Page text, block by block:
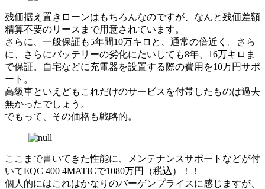
残価据え置きローンはもちろんなのですが、なんと残価差額
精算不要のリースまで用意されています。
さらに、一般保証も5年間10万キロと、通常の倍近く。さら
に、さらにバッテリーの劣化にたいしても8年、16万キロま
で保証。自宅などに充電器を設置する際の費用を10万円サポ
ート。
高級車といえどもこれだけのサービスを付帯したものは過去
無かったでしょう。
でもって、その価格も戦略的。
ここまで書いてきた性能に、メンテナンスサポートなどが付
いてEQC 400 4MATICで1080万円（税込）！！
個人的にはこれはかなりのバーゲンプライスに感じますが、